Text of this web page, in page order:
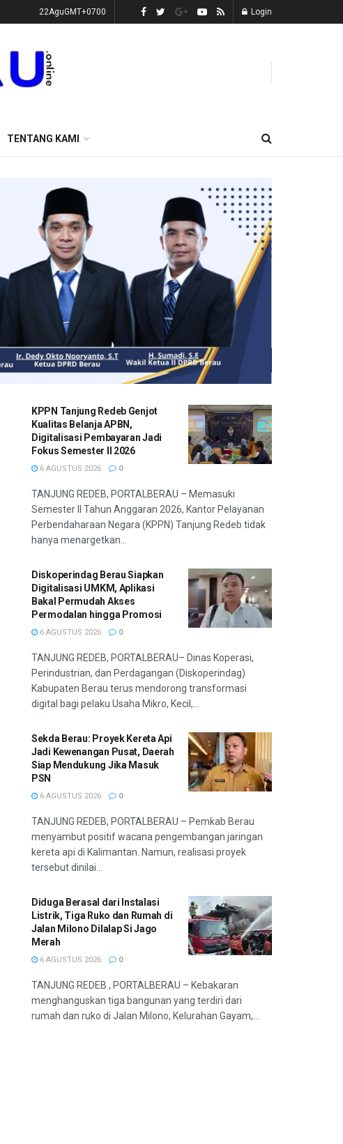
22AguGMT+0700 Login
TENTANG KAMI
KPPN Tanjung Redeb Genjot
Kualitas Belanja APBN,
Digitalisasi Pembayaran Jadi
Fokus Semester II 2026
6 AGUSTUS 2026 0
TANJUNG REDEB, PORTALBERAU – Memasuki
Semester II Tahun Anggaran 2026, Kantor Pelayanan
Perbendaharaan Negara (KPPN) Tanjung Redeb tidak
hanya menargetkan...
Diskoperindag Berau Siapkan
Digitalisasi UMKM, Aplikasi
Bakal Permudah Akses
Permodalan hingga Promosi
6 AGUSTUS 2026 0
TANJUNG REDEB, PORTALBERAU– Dinas Koperasi,
Perindustrian, dan Perdagangan (Diskoperindag)
Kabupaten Berau terus mendorong transformasi
digital bagi pelaku Usaha Mikro, Kecil,...
Sekda Berau: Proyek Kereta Api
Jadi Kewenangan Pusat, Daerah
Siap Mendukung Jika Masuk
PSN
6 AGUSTUS 2026 0
TANJUNG REDEB, PORTALBERAU – Pemkab Berau
menyambut positif wacana pengembangan jaringan
kereta api di Kalimantan. Namun, realisasi proyek
tersebut dinilai...
Diduga Berasal dari Instalasi
Listrik, Tiga Ruko dan Rumah di
Jalan Milono Dilalap Si Jago
Merah
6 AGUSTUS 2026 0
TANJUNG REDEB , PORTALBERAU – Kebakaran
menghanguskan tiga bangunan yang terdiri dari
rumah dan ruko di Jalan Milono, Kelurahan Gayam,...